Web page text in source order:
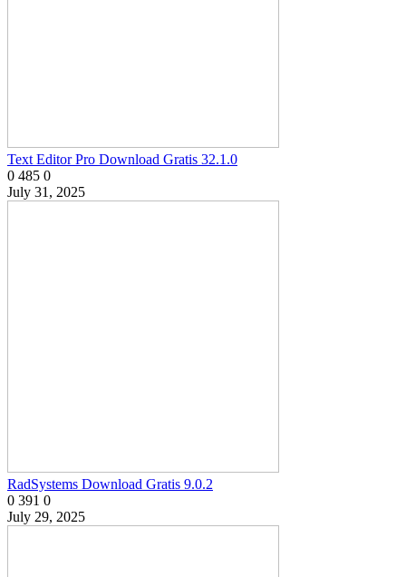
Text Editor Pro Download Gratis 32.1.0
0 485 0
July 31, 2025
RadSystems Download Gratis 9.0.2
0 391 0
July 29, 2025